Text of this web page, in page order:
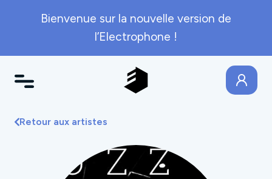
Bienvenue sur la nouvelle version de
l’Electrophone !
Retour aux artistes